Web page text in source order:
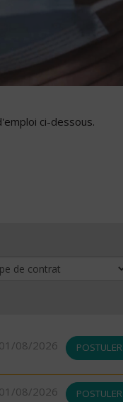
ci-dessous.
01/08/2026 POSTULER
01/08/2026 POSTULER